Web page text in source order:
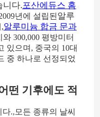
니다.포산에듀스 홈
년에 설립된 알루
알루미늄 합금 문과
300,000 평방미터
있으며, 중국의 10대
중 하나로 선정되었
떤 기후에도 적
다., 모든 종류의 날씨